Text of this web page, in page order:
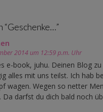
“Geschenke…”
2014 um 12:59 p.m. Uhr
e-book, juhu. Deinen Blog
alles mit uns teilst. Ich hab
wagen. Wegen so netter
Da darfst du dich bald noch